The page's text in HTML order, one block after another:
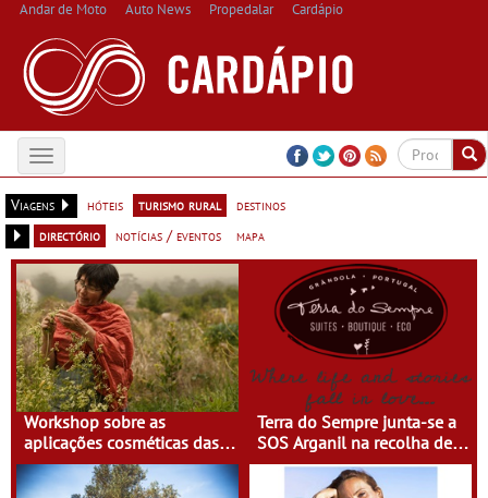
Andar de Moto Auto News Propedalar Cardápio
Toggle
navigation
Viagens
hóteis turismo rural
destinos
directório
notícias / eventos mapa
Workshop sobre as
aplicações cosméticas das
plantas na Casa do Eido –
Gerês
Terra do Sempre junta-se a
SOS Arganil na recolha de
bens de primeira
necessidade